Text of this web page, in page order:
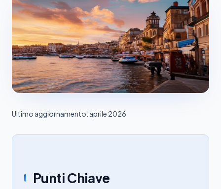
Ultimo aggiornamento: aprile 2026
Punti Chiave